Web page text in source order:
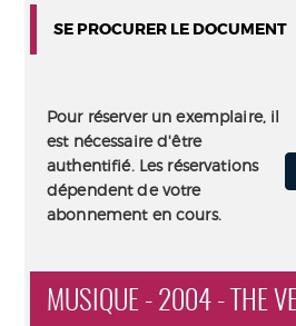
SE PROCURER LE DOCUMENT
Pour réserver un exemplaire, il
est nécessaire d'être
authentifié. Les réservations
dépendent de votre
abonnement en cours.
MUSIQUE - 2004 - THE